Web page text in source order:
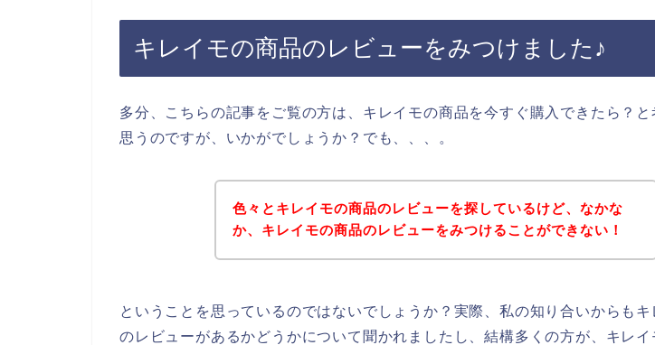
キレイモの商品のレビューをみつけました♪
多分、こちらの記事をご覧の方は、キレイモの商品を今すぐ購入できたら？と
思うのですが、いかがでしょうか？でも、、、。
色々とキレイモの商品のレビューを探しているけど、なかな
か、キレイモの商品のレビューをみつけることができない！
ということを思っているのではないでしょうか？実際、私の知り合いからもキ
のレビューがあるかどうかについて聞かれましたし、結構多くの方が、キレイ